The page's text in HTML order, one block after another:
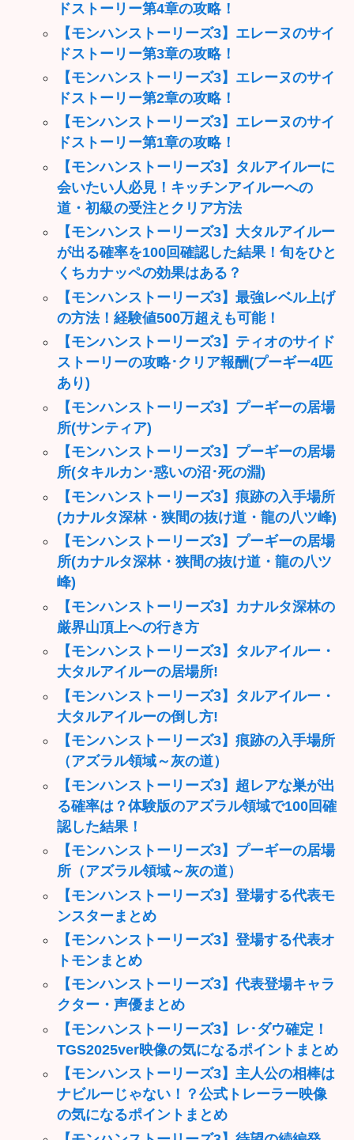
ドストーリー第4章の攻略！
【モンハンストーリーズ3】エレーヌのサイ
ドストーリー第3章の攻略！
【モンハンストーリーズ3】エレーヌのサイ
ドストーリー第2章の攻略！
【モンハンストーリーズ3】エレーヌのサイ
ドストーリー第1章の攻略！
【モンハンストーリーズ3】タルアイルーに
会いたい人必見！キッチンアイルーへの
道・初級の受注とクリア方法
【モンハンストーリーズ3】大タルアイルー
が出る確率を100回確認した結果！旬をひと
くちカナッペの効果はある？
【モンハンストーリーズ3】最強レベル上げ
の方法！経験値500万超えも可能！
【モンハンストーリーズ3】ティオのサイド
ストーリーの攻略･クリア報酬(プーギー4匹
あり)
【モンハンストーリーズ3】プーギーの居場
所(サンティア)
【モンハンストーリーズ3】プーギーの居場
所(タキルカン･惑いの沼･死の淵)
【モンハンストーリーズ3】痕跡の入手場所
(カナルタ深林・狭間の抜け道・龍の八ツ峰)
【モンハンストーリーズ3】プーギーの居場
所(カナルタ深林・狭間の抜け道・龍の八ツ
峰)
【モンハンストーリーズ3】カナルタ深林の
厳界山頂上への行き方
【モンハンストーリーズ3】タルアイルー・
大タルアイルーの居場所!
【モンハンストーリーズ3】タルアイルー・
大タルアイルーの倒し方!
【モンハンストーリーズ3】痕跡の入手場所
（アズラル領域～灰の道）
【モンハンストーリーズ3】超レアな巣が出
る確率は？体験版のアズラル領域で100回確
認した結果！
【モンハンストーリーズ3】プーギーの居場
所（アズラル領域～灰の道）
【モンハンストーリーズ3】登場する代表モ
ンスターまとめ
【モンハンストーリーズ3】登場する代表オ
トモンまとめ
【モンハンストーリーズ3】代表登場キャラ
クター・声優まとめ
【モンハンストーリーズ3】レ･ダウ確定！
TGS2025ver映像の気になるポイントまとめ
【モンハンストーリーズ3】主人公の相棒は
ナビルーじゃない！？公式トレーラー映像
の気になるポイントまとめ